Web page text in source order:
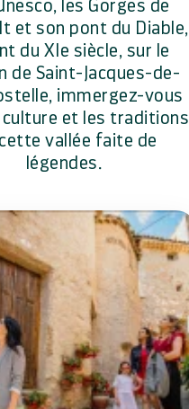
les Gorges de
et son pont du Diable,
du XIe siècle, sur le
de Saint-Jacques-de-
immergez-vous
culture et les traditions
vallée faite de
légendes.